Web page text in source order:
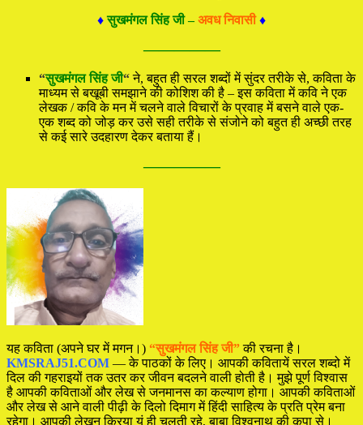
♦सुखमंगल सिंह जी –अवध निवासी ♦
—————
“सुखमंगल सिंह जी“ने, बहुत ही सरल शब्दों में सुंदर तरीके से, कविता के
माध्यम से बखूबी समझाने की कोशिश की है – इस कविता में कवि ने एक
लेखक / कवि के मन में चलने वाले विचारों के प्रवाह में बसने वाले एक-
एक शब्द को जोड़ कर उसे सही तरीके से संजोने को बहुत ही अच्छी तरह
से कई सारे उदहारण देकर बताया हैं।
—————
यह कविता (अपने घर में मगन।) “सुखमंगल सिंह जी”की रचना है।
KMSRAJ51.COM — के पाठकों के लिए। आपकी कवितायें सरल शब्दो में
दिल की गहराइयों तक उतर कर जीवन बदलने वाली होती है। मुझे पूर्ण विश्वास
है आपकी कविताओं और लेख से जनमानस का कल्याण होगा। आपकी कविताओं
और लेख से आने वाली पीढ़ी के दिलो दिमाग में हिंदी साहित्य के प्रति प्रेम बना
रहेगा। आपकी लेखन क्रिया यूं ही चलती रहे, बाबा विश्वनाथ की कृपा से।